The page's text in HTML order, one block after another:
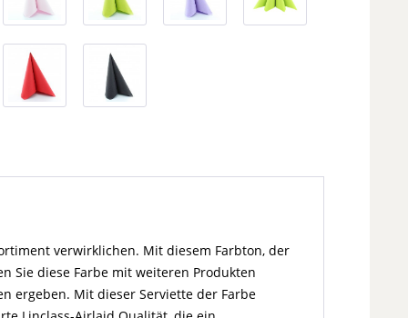
verwirklichen. Mit diesem Farbton, der
Sie diese Farbe mit weiteren Produkten
ergeben. Mit dieser Serviette der Farbe